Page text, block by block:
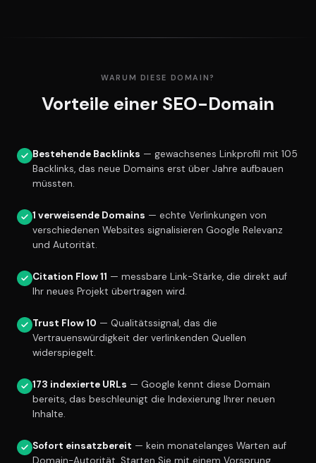
WARUM DIESE DOMAIN?
Vorteile einer SEO-Domain
Bestehende Backlinks — gewachsenes Linkprofil mit 105
Backlinks, das neue Domains erst über Jahre aufbauen
müssten.
1 verweisende Domains — echte Verlinkungen von
verschiedenen Websites signalisieren Google Relevanz
und Autorität.
Citation Flow 11 — messbare Link-Stärke, die direkt auf
Ihr neues Projekt übertragen wird.
Trust Flow 10 — Qualitätssignal, das die
Vertrauenswürdigkeit der verlinkenden Quellen
widerspiegelt.
173 indexierte URLs — Google kennt diese Domain
bereits, das beschleunigt die Indexierung Ihrer neuen
Inhalte.
Sofort einsatzbereit — kein monatelanges Warten auf